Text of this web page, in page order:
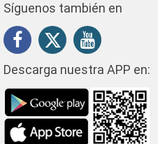
Síguenos también en
Descarga nuestra APP en: